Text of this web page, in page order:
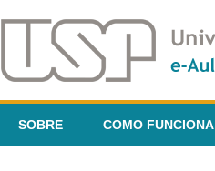
SOBRE COMO FUNCIONA